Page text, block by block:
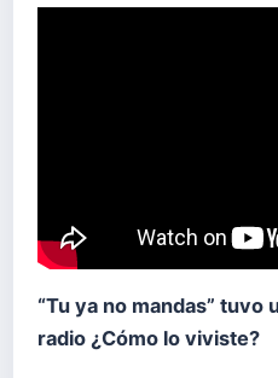
“Tu ya no mandas”
radio ¿Cómo lo viviste?